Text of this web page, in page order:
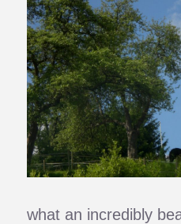
what an incredibly